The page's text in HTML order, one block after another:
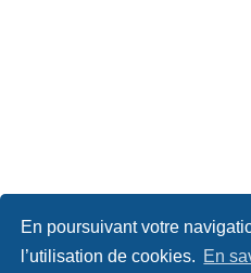
En poursuivant votre
l’utilisation de cookies. En